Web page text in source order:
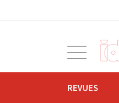
REVUES